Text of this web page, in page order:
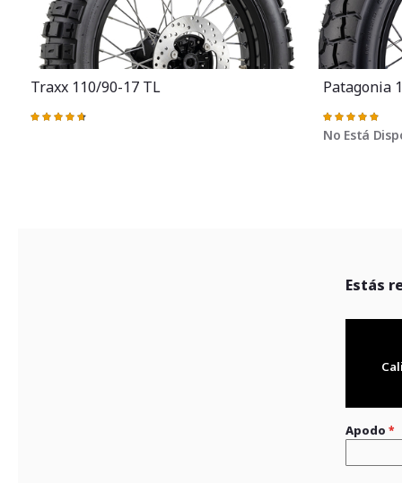
Traxx 110/90-17 TL
Valoración:
Patagonia
Valoración:
98%
No Está
Estás
Apodo